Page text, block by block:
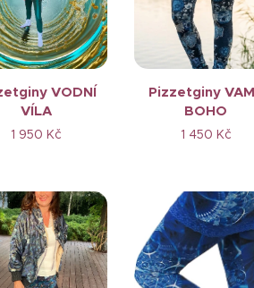
VODNÍ
VÍLA
1 950 Kč
Pizzetginy
BOHO
1 450 Kč